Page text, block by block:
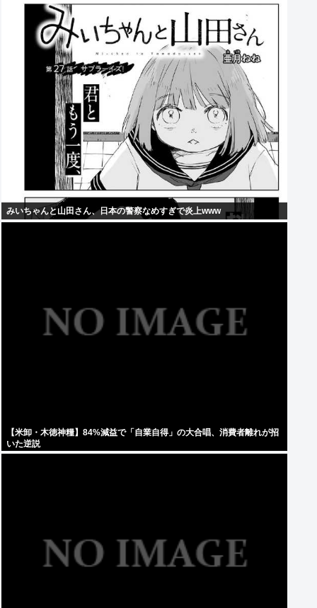
みいちゃんと山田さん、日本の警察なめすぎで炎上www
【米卸・木徳神糧】84%減益で「自業自得」の大合唱、消費者離れが招
いた逆説